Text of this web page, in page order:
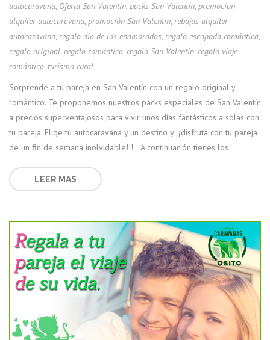
autocaravana, Oferta San Valentin, packs San Valentín, promoción
alquiler autocaravana, promoción San Valentin, rebajas alquiler
autocaravana, regalo día de los enamorados, regalo escapada romántica,
regalo original, regalo romántico, regalo San Valentín, regalo viaje
romántico, turismo rural
Sorprende a tu pareja en San Valentín con un regalo original y
romántico. Te proponemos nuestros packs especiales de San Valentín
a precios superventajosos para vivir unos días fantásticos a solas con
tu pareja. Elige tu autocaravana y un destino y ¡¡disfruta con tu pareja
de un fin de semana inolvidable!!! A continuación tienes los
LEER MAS